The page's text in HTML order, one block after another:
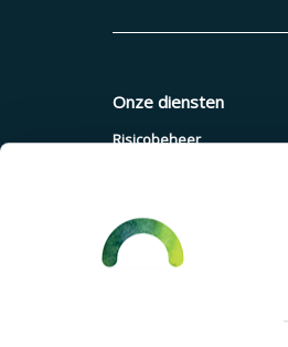
Onze diensten
Risicobeheer
Financieel advies